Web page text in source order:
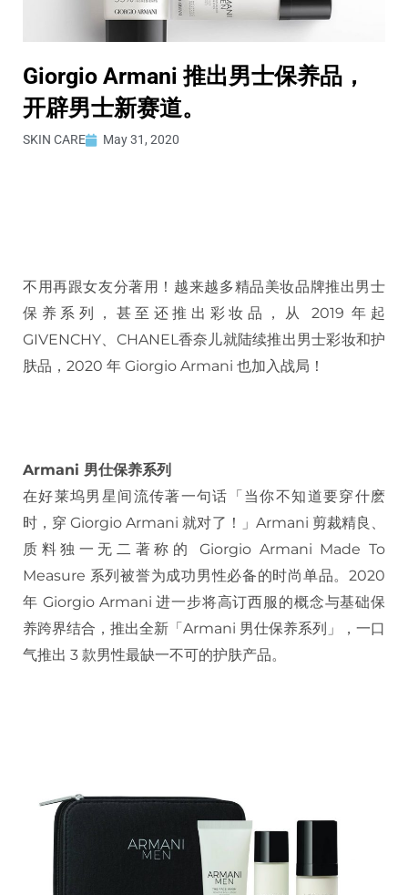
Giorgio Armani 推出男士保养品，
开辟男士新赛道。
SKIN CARE May 31, 2020
不用再跟女友分著用！越来越多精品美妆品牌推出男士
保养系列，甚至还推出彩妆品，从 2019 年起
GIVENCHY、CHANEL香奈儿就陆续推出男士彩妆和护
肤品，2020 年 Giorgio Armani 也加入战局！
Armani 男仕保养系列
在好莱坞男星间流传著一句话「当你不知道要穿什麽
时，穿 Giorgio Armani 就对了！」Armani 剪裁精良、
质料独一无二著称的 Giorgio Armani Made To
Measure 系列被誉为成功男性必备的时尚单品。2020
年 Giorgio Armani 进一步将高订西服的概念与基础保
养跨界结合，推出全新「Armani 男仕保养系列」，一口
气推出 3 款男性最缺一不可的护肤产品。